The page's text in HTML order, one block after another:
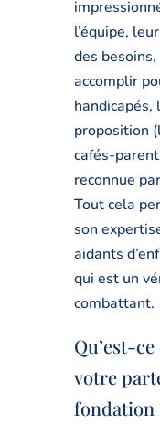
l’équipe,
des
accomplir
handicapés,
proposition
cafés-
reconnue
Tout cela
son
aidants
qui est un
combattant.
Qu’est-
votre
fondation